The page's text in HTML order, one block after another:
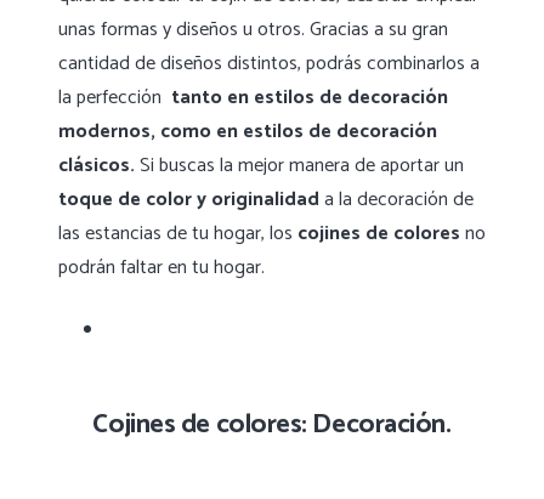
unas formas y diseños u otros. Gracias a su gran
cantidad de diseños distintos, podrás combinarlos a
la perfección tanto en estilos de decoración
modernos, como en estilos de decoración
clásicos.Si buscas la mejor manera de aportar un
toque de color y originalidada la decoración de
las estancias de tu hogar, los cojines de coloresno
podrán faltar en tu hogar.
Cojines de colores: Decoración.